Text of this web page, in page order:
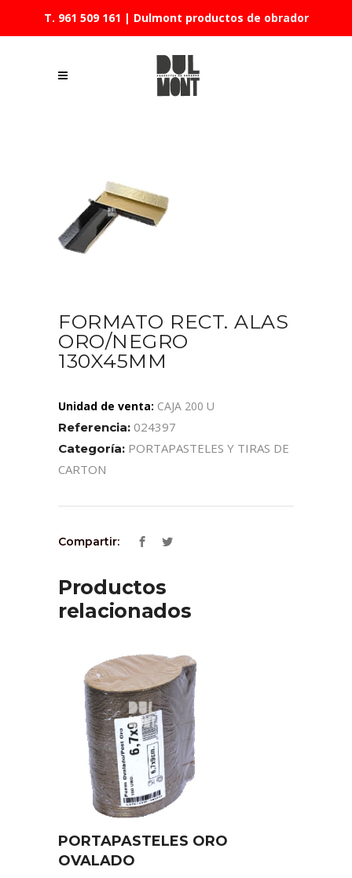
T. 961 509 161 | Dulmont productos de obrador
FORMATO RECT. ALAS
ORO/NEGRO
130X45MM
Unidad de venta: CAJA 200 U
Referencia: 024397
Categoría: PORTAPASTELES Y TIRAS DE
CARTON
Compartir:
Productos
relacionados
PORTAPASTELES ORO
OVALADO